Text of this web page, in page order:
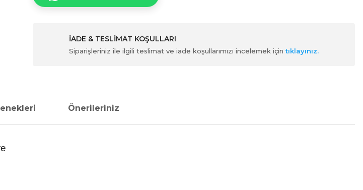
İADE & TESLİMAT KOŞULLARI
Siparişleriniz ile ilgili teslimat ve iade koşullarımızı incelemek içintıklayınız.
Önerileriniz